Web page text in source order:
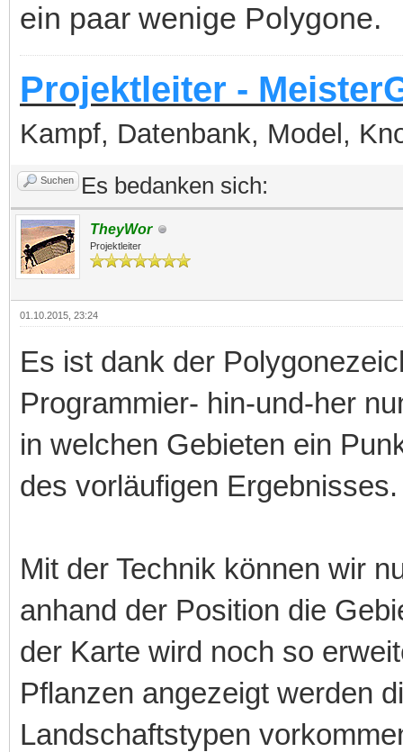
ein paar wenige Polygone.
Projektleiter -
Kampf, Datenbank, Model,
Suchen Es bedanken sich:
TheyWor
Projektleiter
01.10.2015, 23:24
Es ist dank der
Programmier- hin-und-her
in welchen Gebieten ein
des vorläufigen Ergebnisses.
Mit der Technik können wir
anhand der Position die
der Karte wird noch so
Pflanzen angezeigt werden
Landschaftstypen